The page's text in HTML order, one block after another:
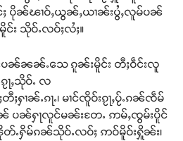
ပိုၼ်ၽၢဝ်ႇယွၼ်ႇယၢၼ်းပွႆႇလူမ်ပၼ်
း သိုဝ်ႉလဝ်ႈလႆႈ။
ၼ်ၼၼ်ႉသေ ၵူၼ်းမိူင်း တီႈဝဵင်းလူ
ႇသိုဝ်ႉ လ
ၢၼ်ႉၵႃႉ၊ မၢင်ၸိူဝ်းၵႂႃႇပႂ်ႉၵၼ်ၸဵမ်
ပၼ်ႁႃလူင်မၼ်းတႄႉ ဢမ်ႇၸွမ်းပိူင်
ႉႁိမ်ၵၼ်သိုဝ်ႉလဝ်ႈ ဢဝ်မိူဝ်းႁိူၼ်း၊